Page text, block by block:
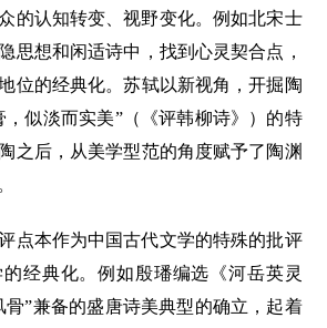
认知转变、视野变化。例如北宋士
思想和闲适诗中，找到心灵契合点，
位的经典化。苏轼以新视角，开掘陶
，似淡而实美”（《评韩柳诗》）的特
之后，从美学型范的角度赋予了陶渊
本作为中国古代文学的特殊的批评
经典化。例如殷璠编选《河岳英灵
骨”兼备的盛唐诗美典型的确立，起着